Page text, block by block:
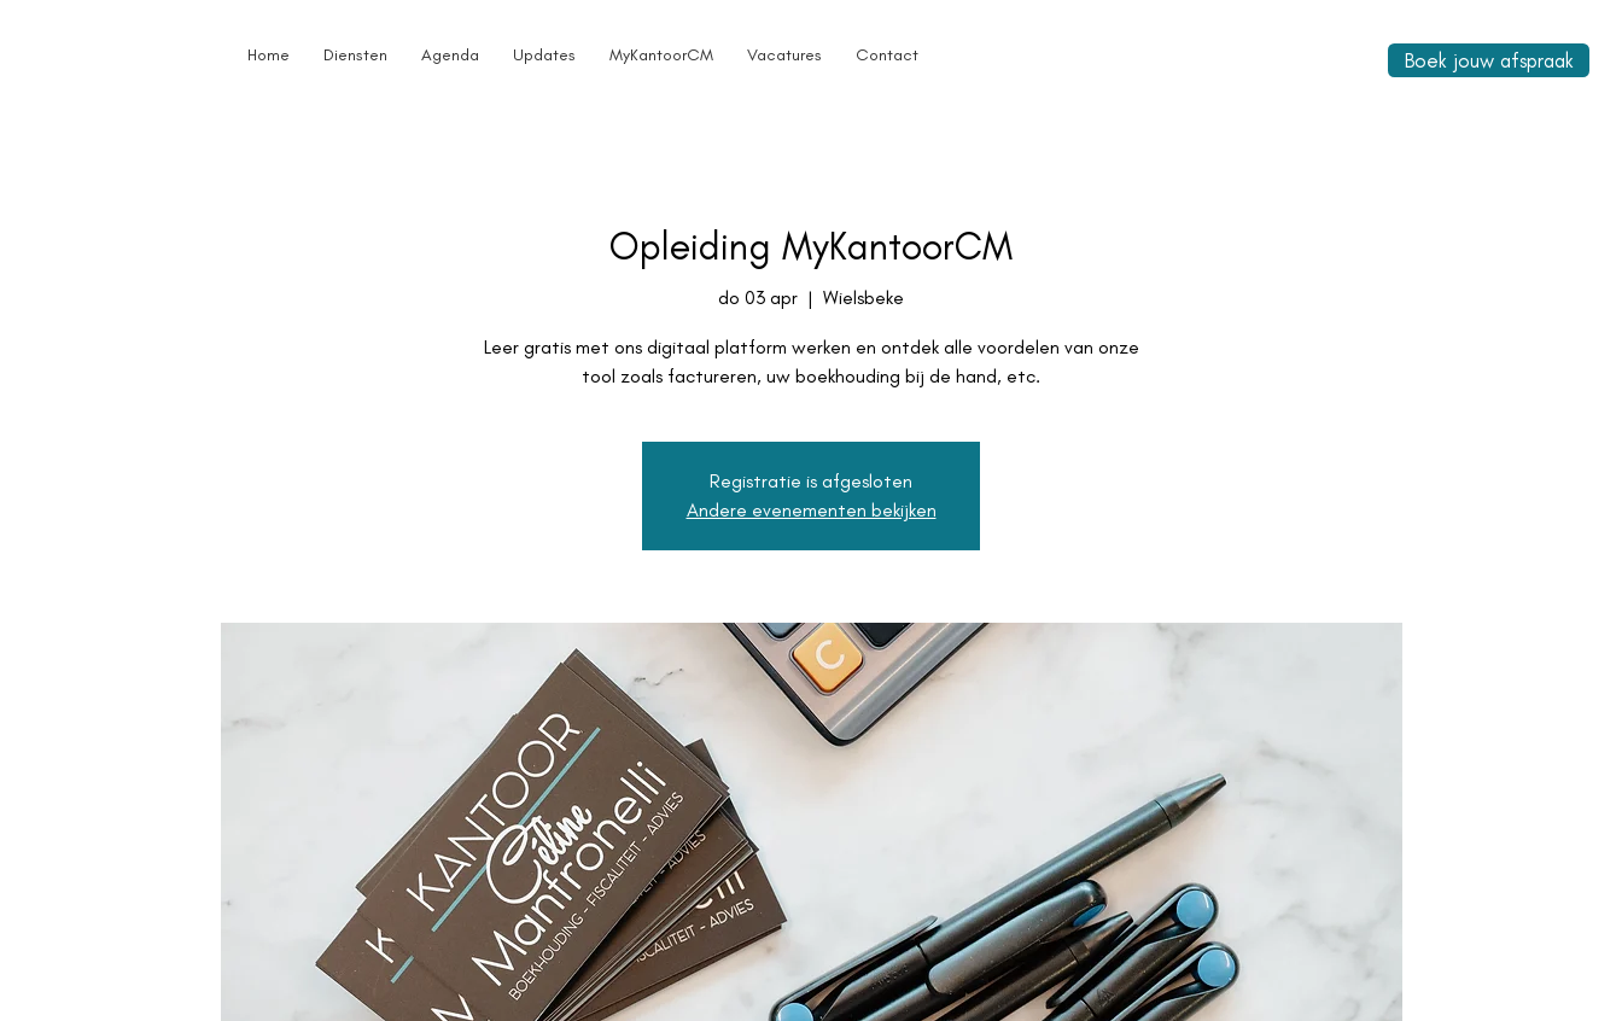
Home Diensten Agenda Updates MyKantoorCM Vacatures Contact Boek jouw afspraak
Opleiding MyKantoorCM
do 03 apr
  |
Wielsbeke
Leer gratis met ons digitaal platform werken en ontdek alle voordelen van onze
tool zoals factureren, uw boekhouding bij de hand, etc.
Registratie is afgesloten
Andere evenementen bekijken